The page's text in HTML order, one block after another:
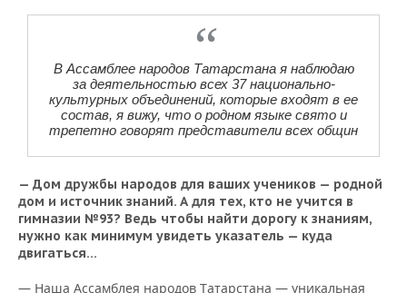
В Ассамблее народов Татарстана я наблюдаю
за деятельностью всех 37 национально-
культурных объединений, которые входят в ее
состав, я вижу, что о родном языке свято и
трепетно говорят представители всех общин
— Дом дружбы народов для ваших учеников — родной
дом и источник знаний. А для тех, кто не учится в
гимназии №93? Ведь чтобы найти дорогу к знаниям,
нужно как минимум увидеть указатель — куда
двигаться…
— Наша Ассамблея народов Татарстана — уникальная